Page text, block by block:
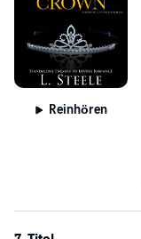
Reinhören